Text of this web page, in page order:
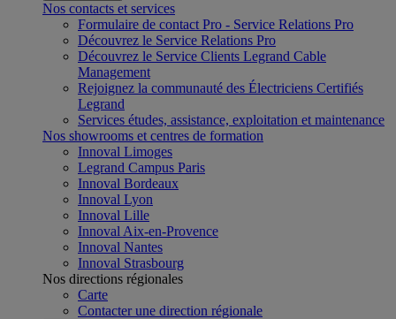
Nos contacts et services
Formulaire de contact Pro - Service Relations Pro
Découvrez le Service Relations Pro
Découvrez le Service Clients Legrand Cable
Management
Rejoignez la communauté des Électriciens Certifiés
Legrand
Services études, assistance, exploitation et maintenance
Nos showrooms et centres de formation
Innoval Limoges
Legrand Campus Paris
Innoval Bordeaux
Innoval Lyon
Innoval Lille
Innoval Aix-en-Provence
Innoval Nantes
Innoval Strasbourg
Nos directions régionales
Carte
Contacter une direction régionale